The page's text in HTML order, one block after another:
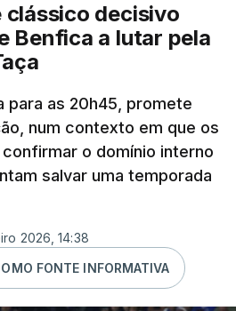
clássico decisivo
Benfica a lutar pela
para as 20h45, promete
num contexto em que os
o domínio interno
salvar uma temporada
2026, 14:38
FONTE INFORMATIVA